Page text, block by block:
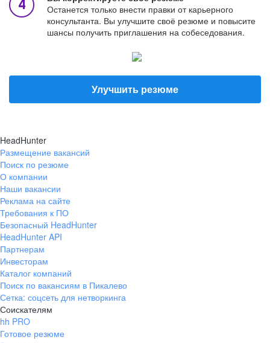
Останется только внести правки от карьерного
консультанта. Вы улучшите своё резюме и повысите
шансы получить приглашения на собеседования.
Улучшить резюме
HeadHunter
Размещение вакансий
Поиск по резюме
О компании
Наши вакансии
Реклама на сайте
Требования к ПО
Безопасный HeadHunter
HeadHunter API
Партнерам
Инвесторам
Каталог компаний
Поиск по вакансиям в Пикалево
Сетка: соцсеть для нетворкинга
Соискателям
hh PRO
Готовое резюме